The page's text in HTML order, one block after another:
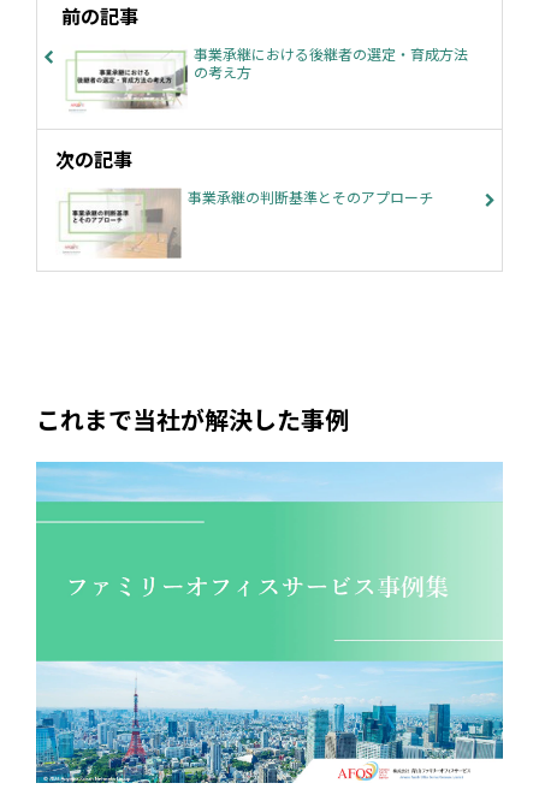
前の記事
事業承継における後継者の選定・育成方法
の考え方
次の記事
事業承継の判断基準とそのアプローチ
これまで当社が解決した事例